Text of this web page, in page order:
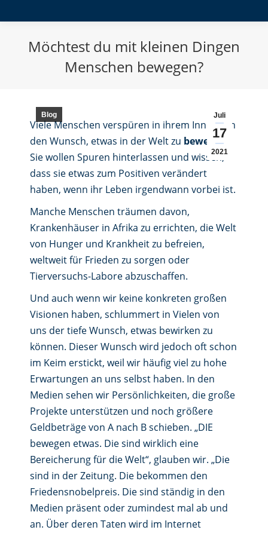
Möchtest du mit kleinen Dingen
Menschen bewegen?
Juli
17
2021
Blog
Viele Menschen verspüren in ihrem Innersten
den Wunsch, etwas in der Welt zu bewegen
Sie wollen Spuren hinterlassen und wissen,
dass sie etwas zum Positiven verändert
haben, wenn ihr Leben irgendwann vorbei ist.
Manche Menschen träumen davon,
Krankenhäuser in Afrika zu errichten, die Welt
von Hunger und Krankheit zu befreien,
weltweit für Frieden zu sorgen oder
Tierversuchs-Labore abzuschaffen.
Und auch wenn wir keine konkreten großen
Visionen haben, schlummert in Vielen von
uns der tiefe Wunsch, etwas bewirken zu
können. Dieser Wunsch wird jedoch oft schon
im Keim erstickt, weil wir häufig viel zu hohe
Erwartungen an uns selbst haben. In den
Medien sehen wir Persönlichkeiten, die große
Projekte unterstützen und noch größere
Geldbeträge von A nach B schieben. „DIE
bewegen etwas. Die sind wirklich eine
Bereicherung für die Welt“, glauben wir. „Die
sind in der Zeitung. Die bekommen den
Friedensnobelpreis. Die sind ständig in den
Medien präsent oder zumindest mal ab und
an. Über deren Taten wird im Internet